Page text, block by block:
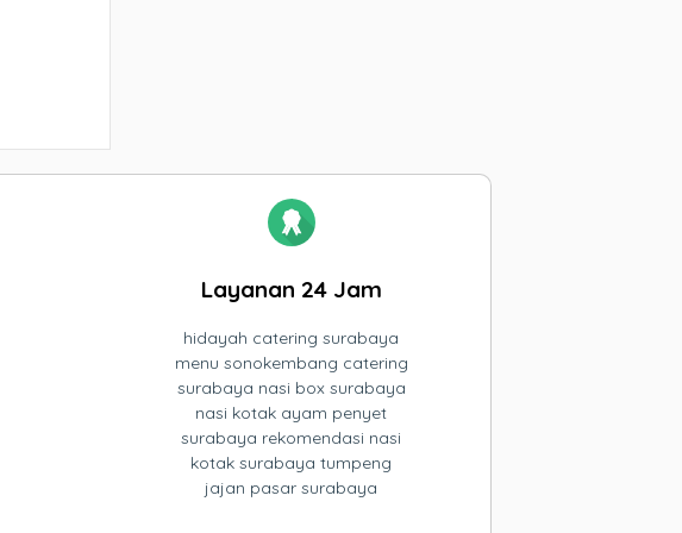
Layanan 24 Jam
hidayah catering surabaya
menu sonokembang catering
surabaya nasi box surabaya
nasi kotak ayam penyet
surabaya rekomendasi nasi
kotak surabaya tumpeng
jajan pasar surabaya